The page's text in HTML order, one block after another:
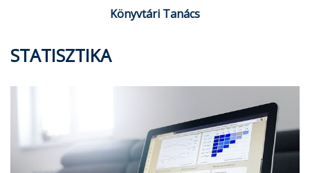
Könyvtári Tanács
STATISZTIKA